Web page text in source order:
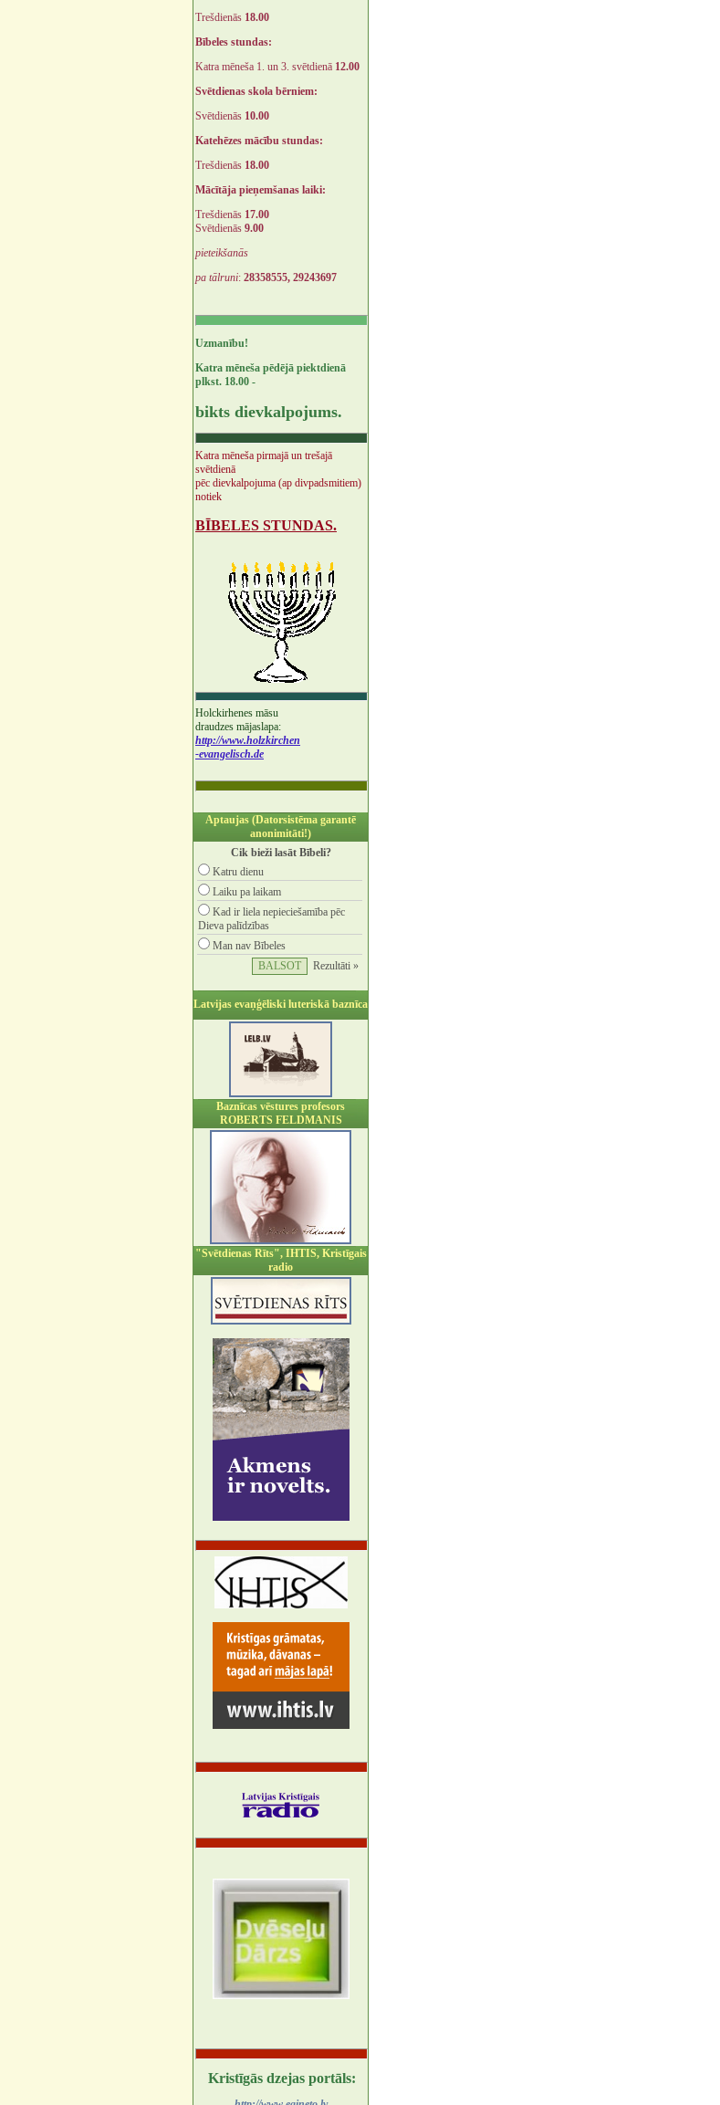
Trešdienās 18.00
Bībeles stundas:
Katra mēneša 1. un 3. svētdienā 12.00
Svētdienas skola bērniem:
Svētdienās 10.00
Katehēzes mācību stundas:
Trešdienās 18.00
Mācītāja pieņemšanas laiki:
Trešdienās 17.00
Svētdienās 9.00
pieteikšanās
pa tālruni: 28358555, 29243697
Uzmanību!
Katra mēneša pēdējā piektdienā
plkst. 18.00 -
bikts dievkalpojums.
Katra mēneša pirmajā un trešajā
svētdienā
pēc dievkalpojuma (ap divpadsmitiem)
notiek
BĪBELES STUNDAS.
Holckirhenes māsu
draudzes mājaslapa:
http://www.holzkirchen
-evangelisch.de
Aptaujas (Datorsistēma garantē
anonimitāti!)
Cik bieži lasāt Bībeli?
Katru dienu
Laiku pa laikam
Kad ir liela nepieciešamība pēc
Dieva palīdzības
Man nav Bībeles
Rezultāti »
Latvijas evaņģēliski luteriskā baznīca
Baznīcas vēstures profesors
ROBERTS FELDMANIS
"Svētdienas Rīts", IHTIS, Kristīgais
radio
Kristīgās dzejas portāls: